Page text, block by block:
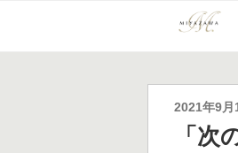
投
2021年9月
「次